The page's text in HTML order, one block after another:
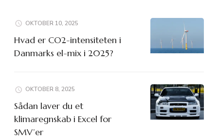
OKTOBER 10, 2025
Hvad er CO2-intensiteten i
Danmarks el-mix i 2025?
OKTOBER 8, 2025
Sådan laver du et
klimaregnskab i Excel for
SMV’er